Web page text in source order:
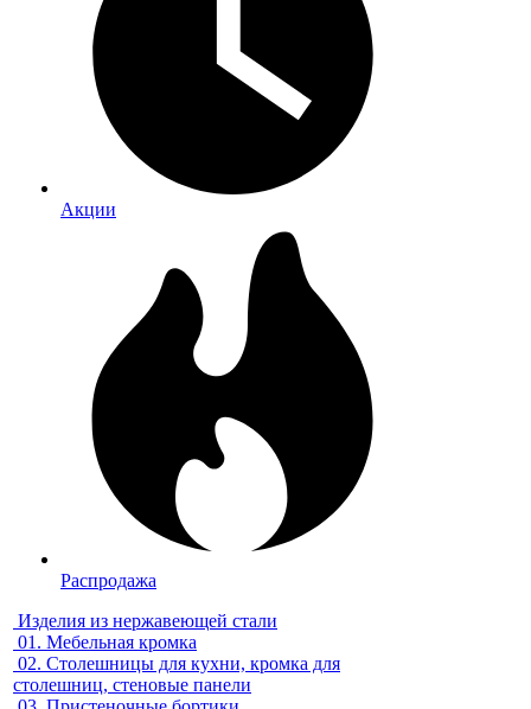
Акции
Распродажа
Изделия из нержавеющей стали
01. Мебельная кромка
02. Столешницы для кухни, кромка для
столешниц, стеновые панели